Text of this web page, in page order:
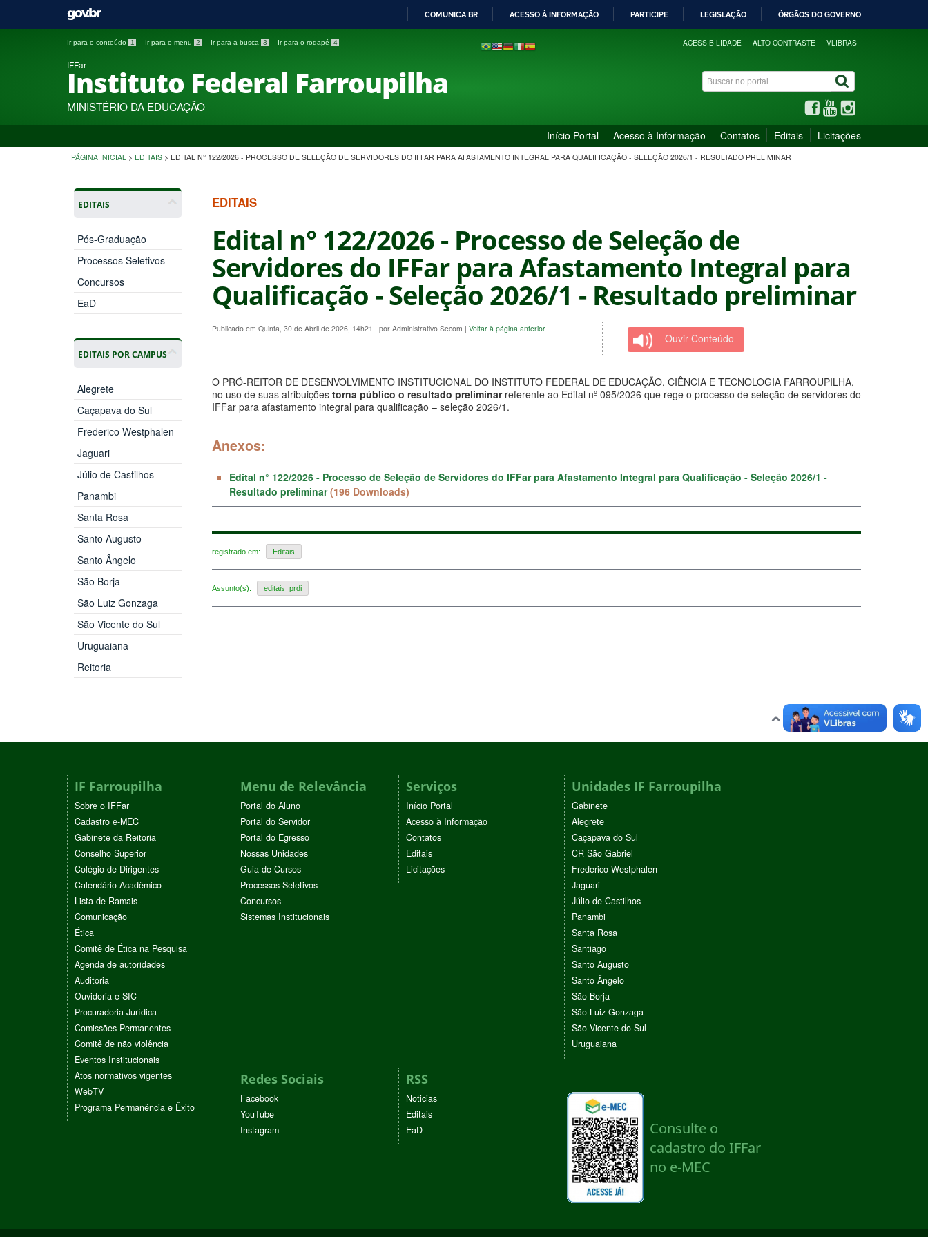
PARA
COMUNICA BR ACESSO À INFORMAÇÃO PARTICIPE LEGISLAÇÃO ÓRGÃOS DO GOVERNO
Ir para o conteúdo 1 Ir para o menu 2 Ir para a busca 3 Ir para o rodapé 4 ACESSIBILIDADE ALTO CONTRASTE VLIBRAS
IFFar
Instituto Federal Farroupilha
MINISTÉRIO DA EDUCAÇÃO
Início Portal Acesso à Informação Contatos Editais Licitações
PÁGINA INICIAL > EDITAIS > EDITAL N° 122/2026 - PROCESSO DE SELEÇÃO DE SERVIDORES DO IFFAR PARA AFASTAMENTO INTEGRAL PARA QUALIFICAÇÃO - SELEÇÃO 2026/1 - RESULTADO PRELIMINAR
EDITAIS
Pós-Graduação
Processos Seletivos
Concursos
EaD
EDITAIS POR CAMPUS
Alegrete
Caçapava do Sul
Frederico Westphalen
Jaguari
Júlio de Castilhos
Panambi
Santa Rosa
Santo Augusto
Santo Ângelo
São Borja
São Luiz Gonzaga
São Vicente do Sul
Uruguaiana
Reitoria
EDITAIS
Edital n° 122/2026 - Processo de Seleção de
Servidores do IFFar para Afastamento Integral para
Qualificação - Seleção 2026/1 - Resultado preliminar
Publicado em Quinta, 30 de Abril de 2026, 14h21 | por Administrativo Secom | Voltar à página anterior
Ouvir Conteúdo
O PRÓ-REITOR DE DESENVOLVIMENTO INSTITUCIONAL DO INSTITUTO FEDERAL DE EDUCAÇÃO, CIÊNCIA E TECNOLOGIA FARROUPILHA,
no uso de suas atribuições torna público o resultado preliminar referente ao Edital nº 095/2026 que rege o processo de seleção de servidores do
IFFar para afastamento integral para qualificação – seleção 2026/1.
Anexos:
Edital n° 122/2026 - Processo de Seleção de Servidores do IFFar para Afastamento Integral para Qualificação - Seleção 2026/1 -
Resultado preliminar(196 Downloads)
registrado em: Editais
Assunto(s): editais_prdi
Voltar para o topo
IF Farroupilha
Sobre o IFFar
Cadastro e-MEC
Gabinete da Reitoria
Conselho Superior
Colégio de Dirigentes
Calendário Acadêmico
Lista de Ramais
Comunicação
Ética
Comitê de Ética na Pesquisa
Agenda de autoridades
Auditoria
Ouvidoria e SIC
Procuradoria Jurídica
Comissões Permanentes
Comitê de não violência
Eventos Institucionais
Atos normativos vigentes
WebTV
Programa Permanência e Êxito
Menu de Relevância
Portal do Aluno
Portal do Servidor
Portal do Egresso
Nossas Unidades
Guia de Cursos
Processos Seletivos
Concursos
Sistemas Institucionais
Serviços
Início Portal
Acesso à Informação
Contatos
Editais
Licitações
Unidades IF Farroupilha
Gabinete
Alegrete
Caçapava do Sul
CR São Gabriel
Frederico Westphalen
Jaguari
Júlio de Castilhos
Panambi
Santa Rosa
Santiago
Santo Augusto
Santo Ângelo
São Borja
São Luiz Gonzaga
São Vicente do Sul
Uruguaiana
Redes Sociais
Facebook
YouTube
Instagram
RSS
Noticias
Editais
EaD